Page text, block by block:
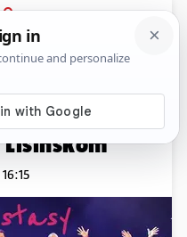
Komentari
se u